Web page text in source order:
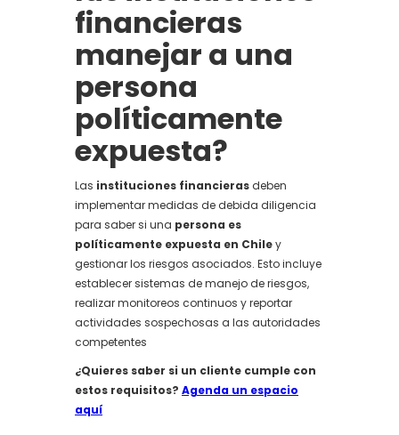
financieras
manejar a una
persona
políticamente
expuesta?
Las instituciones financierasdeben
implementar medidas de debida diligencia
para saber si una persona es
políticamente expuesta en Chiley
gestionar los riesgos asociados. Esto incluye
establecer sistemas de manejo de riesgos,
realizar monitoreos continuos y reportar
actividades sospechosas a las autoridades
competentes
¿Quieres saber si un cliente cumple con
estos requisitos? Agenda un espacio
aquí